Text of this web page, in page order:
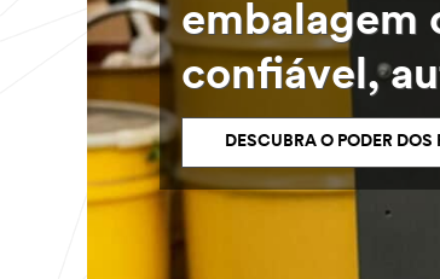
embalagem
confiável,
DESCUBRA O PODER